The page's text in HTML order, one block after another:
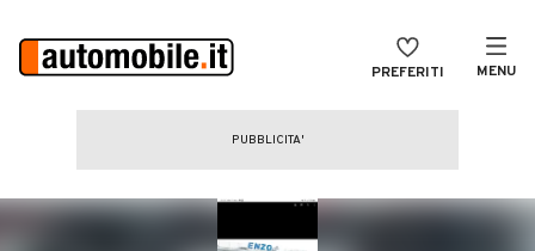
PREFERITI MENU
CERCA
Auto usate
MAGAZINE